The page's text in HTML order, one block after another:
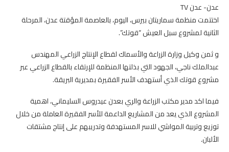
عدن- عدن TV
اختتمت منظمة سماريتان بيرس، اليوم، بالعاصمة المؤقتة عدن، المرحلة
الثانية لمشروع سبل العيش “قوتك”.
و ثمن وكيل وزارة الزراعة والأسماك لقطاع الإنتاج الزراعي المهندس
عبدالملك ناجي، الجهود التي بذلتها المنظمة للإرتقاء بالقطاع الزراعي عبر
مشروع قوتك الذي أستهدف الأسر الفقيرة بمديرية البريقة.
فيما اكد مدير مكتب الزراعة والري بعدن عيدروس السليماني، اهمية
المشروع الذي يعد من المشاريع الداعمة للأسر الفقيرة العاملة من خلال
توزيع وتربية المواشي للاسر المستهدفة وتدريبهم على إنتاج مشتقات
الألبان.